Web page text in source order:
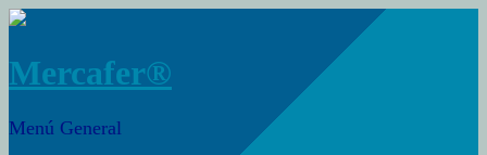
Mercafer®
Menú General